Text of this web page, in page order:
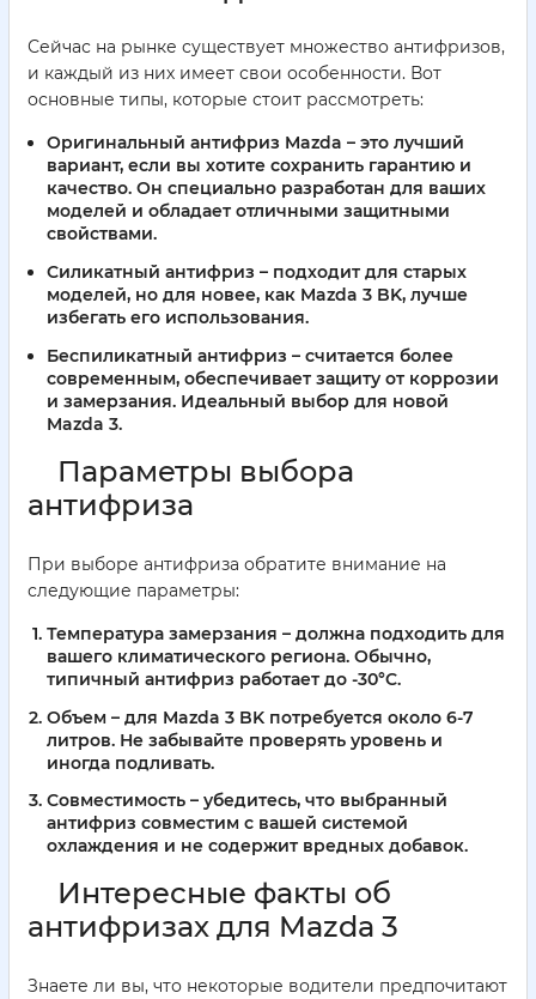
Сейчас на рынке существует множество антифризов,
и каждый из них имеет свои особенности. Вот
основные типы, которые стоит рассмотреть:
Оригинальный антифриз Mazda – это лучший
вариант, если вы хотите сохранить гарантию и
качество. Он специально разработан для ваших
моделей и обладает отличными защитными
свойствами.
Силикатный антифриз – подходит для старых
моделей, но для новее, как Mazda 3 BK, лучше
избегать его использования.
Беспиликатный антифриз – считается более
современным, обеспечивает защиту от коррозии
и замерзания. Идеальный выбор для новой
Mazda 3.
Параметры выбора
антифриза
При выборе антифриза обратите внимание на
следующие параметры:
Температура замерзания – должна подходить для
вашего климатического региона. Обычно,
типичный антифриз работает до -30°C.
Объем – для Mazda 3 BK потребуется около 6-7
литров. Не забывайте проверять уровень и
иногда подливать.
Совместимость – убедитесь, что выбранный
антифриз совместим с вашей системой
охлаждения и не содержит вредных добавок.
Интересные факты об
антифризах для Mazda 3
Знаете ли вы, что некоторые водители предпочитают